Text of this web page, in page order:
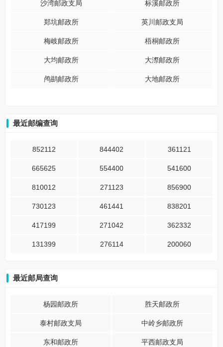
沙湾邮政支局 标溪邮政所
郑坑邮政所 英川邮政支局
梅岐邮政所 梧桐邮政所
大均邮政所 大漈邮政所
鸬鹚邮政所 大地邮政所
最近邮编查询
852112 844402 361121
665625 554400 541600
810012 271123 856900
730123 461441 838201
417199 271042 362332
131399 276114 200060
最近邮局查询
杨园邮政所 胜天邮政所
泰村邮政支局 中岭乡邮政所
东和邮政所 平西邮政支局